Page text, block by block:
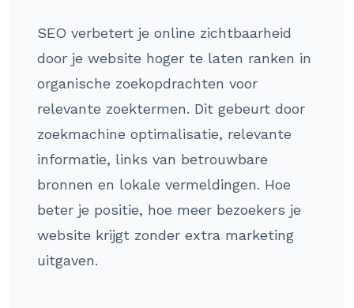
SEO verbetert je online zichtbaarheid
door je website hoger te laten ranken in
organische zoekopdrachten voor
relevante zoektermen. Dit gebeurt door
zoekmachine optimalisatie, relevante
informatie, links van betrouwbare
bronnen en lokale vermeldingen. Hoe
beter je positie, hoe meer bezoekers je
website krijgt zonder extra marketing
uitgaven.